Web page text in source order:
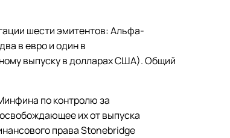
шести эмитентов: Альфа-
в евро и один в
выпуску в долларах США). Общий
по контролю за
их от выпуска
права Stonebridge